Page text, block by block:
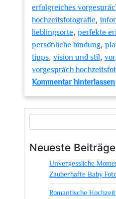
erfolgreiches
hochzeitsfotografie,
lieblingsorte, perfekte
persönliche bindung,
tipps, vision und stil,
vorgespräch
Kommentar hinterlassen
Neueste Beiträge
Unvergessliche
Zauberhafte Baby
Romantische